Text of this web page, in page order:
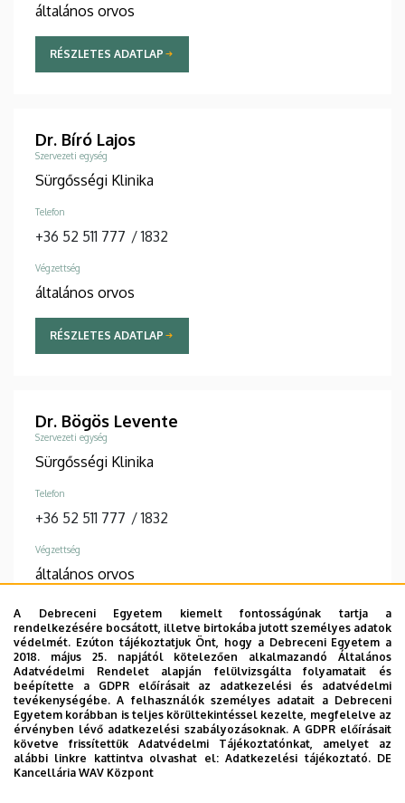
A Debreceni Egyetem kiemelt fontosságúnak tartja a
rendelkezésére bocsátott, illetve birtokába jutott személyes adatok
védelmét. Ezúton tájékoztatjuk Önt, hogy a Debreceni Egyetem a
2018. május 25. napjától kötelezően alkalmazandó Általános
Adatvédelmi Rendelet alapján felülvizsgálta folyamatait és
beépítette a GDPR előírásait az adatkezelési és adatvédelmi
tevékenységébe. A felhasználók személyes adatait a Debreceni
Egyetem korábban is teljes körültekintéssel kezelte, megfelelve az
érvényben lévő adatkezelési szabályozásoknak. A GDPR előírásait
követve frissítettük Adatvédelmi Tájékoztatónkat, amelyet az
alábbi linkre kattintva olvashat el:Adatkezelési tájékoztató. DE
Kancellária WAV Központ
általános orvos
RÉSZLETES ADATLAP
Dr. Bíró Lajos
Szervezeti egység
Sürgősségi Klinika
Telefon
+36 52 511 777 / 1832
Végzettség
általános orvos
RÉSZLETES ADATLAP
Dr. Bögös Levente
Szervezeti egység
Sürgősségi Klinika
Telefon
+36 52 511 777 / 1832
Végzettség
általános orvos
RÉSZLETES ADATLAP
Oldalszámozás
Jelenlegi
oldal
1
Page
2
Page
3
Page
4
Page
5
Page
6
Page
7
Page
8